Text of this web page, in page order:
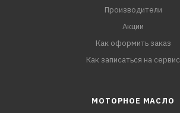
Производители
Акции
Как оформить заказ
Как записаться на сервис
МОТОРНОЕ МАСЛО